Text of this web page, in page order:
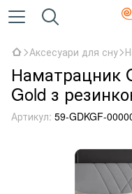
Аксесуари для сну
Наматрацник
Gold з
Артикул: 59-GDKGF-